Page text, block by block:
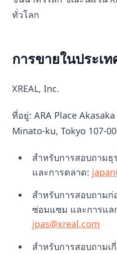
ทั่วโลก
การขายในประเท
XREAL, Inc.
ที่อยู่: ARA Place
Minato-ku, Tokyo 107-
สำหรับการสอบถาม
และการตลาด:
สำหรับการสอบถาม
ซ่อมแซม และการแล
jpas@xreal.com
สำหรับการสอบถาม